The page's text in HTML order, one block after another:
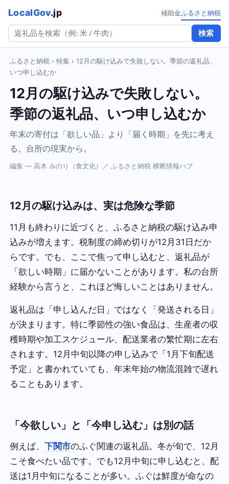
LocalGov.jp
検索
補助金ふるさと納税
ふるさと納税 ›特集 › 12月の駆け込みで失敗しない。季節の返礼品、
いつ申し込むか
12月の駆け込みで失敗しない。
季節の返礼品、いつ申し込むか
年末の寄付は「欲しい品」より「届く時期」を先に考え
る。台所の現実から。
編集 — 高木 みのり（食文化）／ ふるさと納税 横断情報ハブ
12月の駆け込みは、実は危険な季節
11月も終わりに近づくと、ふるさと納税の駆け込み申
込みが増えます。税制度の締め切りが12月31日だか
らです。でも、ここで焦って申し込むと、返礼品が
「欲しい時期」に届かないことがあります。私の台所
経験から言うと、これほど悔しいことはありません。
返礼品は「申し込んだ日」ではなく「発送される日」
が決まります。特に季節性の強い食品は、生産者の収
穫時期や加工スケジュール、配送業者の繁忙期に左右
されます。12月中旬以降の申し込みで「1月下旬配送
予定」と書かれていても、年末年始の物流混雑で遅れ
ることもあります。
「今欲しい」と「今申し込む」は別の話
例えば、下関市のふぐ関連の返礼品。冬が旬で、12月
こそ食べたい品です。でも12月中旬に申し込むと、配
送は1月中旬になることが多い。ふぐは鮮度が命なの